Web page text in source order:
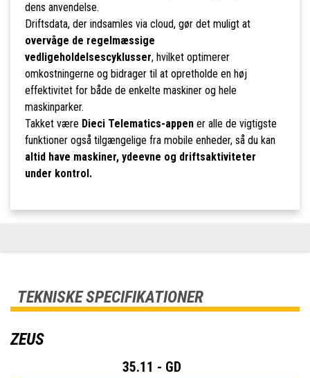
dens anvendelse.
Driftsdata, der indsamles via cloud, gør det muligt at
overvåge de regelmæssige
vedligeholdelsescyklusser, hvilket optimerer
omkostningerne og bidrager til at opretholde en høj
effektivitet for både de enkelte maskiner og hele
maskinparker.
Takket være Dieci Telematics-appener alle de vigtigste
funktioner også tilgængelige fra mobile enheder, så du kan
altid have maskiner, ydeevne og driftsaktiviteter
under kontrol.
TEKNISKE SPECIFIKATIONER
ZEUS
35.11 - GD